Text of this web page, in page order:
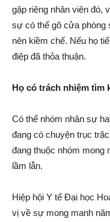
gặp riêng nhân viên đó,
sự có thể gõ cửa phòng
nên kiềm chế. Nếu họ
điệp đã thỏa thuận.
Họ có trách nhiệm tìm
Có thể nhóm nhân sự
đang có chuyện trục
đang thuộc nhóm mong
lầm lẫn.
Hiệp hội Y tế Đại học
vị về sự mong manh